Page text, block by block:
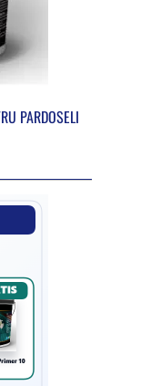
PARDOSELI